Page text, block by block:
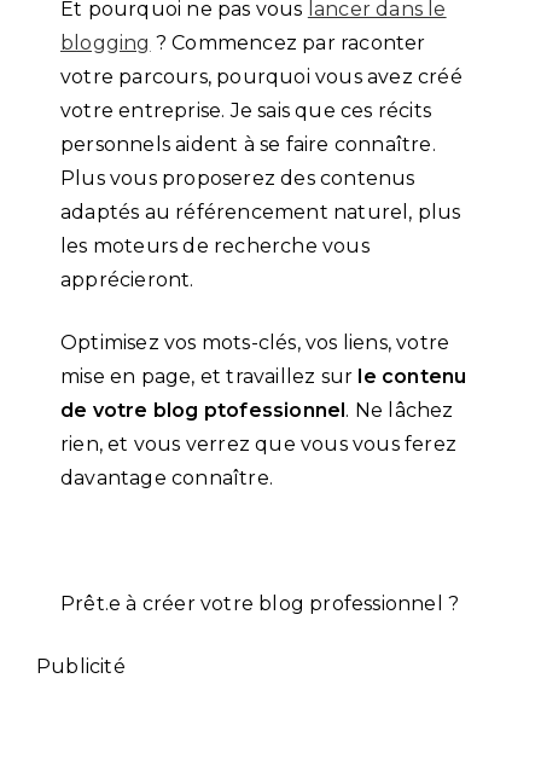
Et pourquoi ne pas vous lancer dans le
blogging ? Commencez par raconter
votre parcours, pourquoi vous avez créé
votre entreprise. Je sais que ces récits
personnels aident à se faire connaître.
Plus vous proposerez des contenus
adaptés au référencement naturel, plus
les moteurs de recherche vous
apprécieront.
Optimisez vos mots-clés, vos liens, votre
mise en page, et travaillez sur le contenu
de votre blog ptofessionnel. Ne lâchez
rien, et vous verrez que vous vous ferez
davantage connaître.
Prêt.e à créer votre blog professionnel ?
Publicité